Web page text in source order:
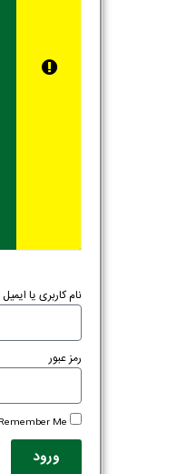
نام کاربری یا ایمیل
رمز عبور
Remember Me
ورود